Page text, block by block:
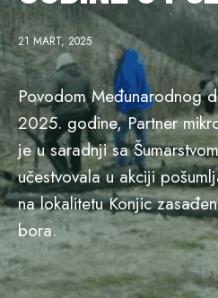
21 MART, 2025
Povodom Međunarodnog
2025. godine, Partner
je u saradnji sa
učestvovala u akciji
na lokalitetu Konjic
bora.